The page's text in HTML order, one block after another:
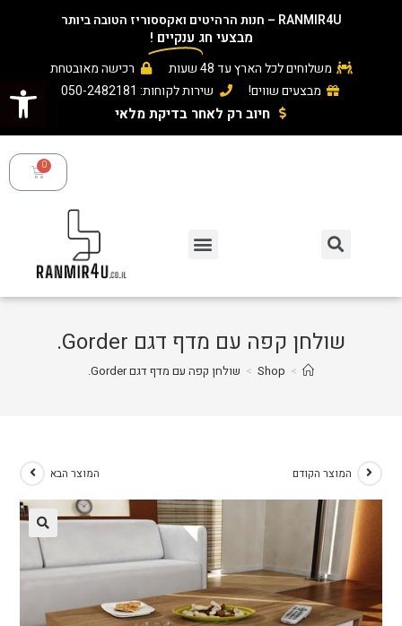
פתח סרגל נגישות
RANMIR4U – חנות הרהיטים ואקססוריז הטובה ביותר
מבצעי חג ענקיים !
משלוחים לכל הארץ עד 48 שעות
רכישה מאובטחת
מבצעים שווים!
שירות לקוחות: 050-2482181
חיוב רק לאחר בדיקת מלאי ​
שולחן קפה עם מדף דגם Gorder.
>
Shop
> שולחן קפה עם מדף דגם Gorder.
המוצר הקודם המוצר הבא
🔍